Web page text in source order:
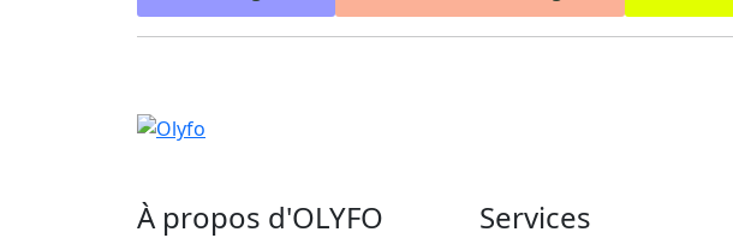
À propos d'OLYFO Services